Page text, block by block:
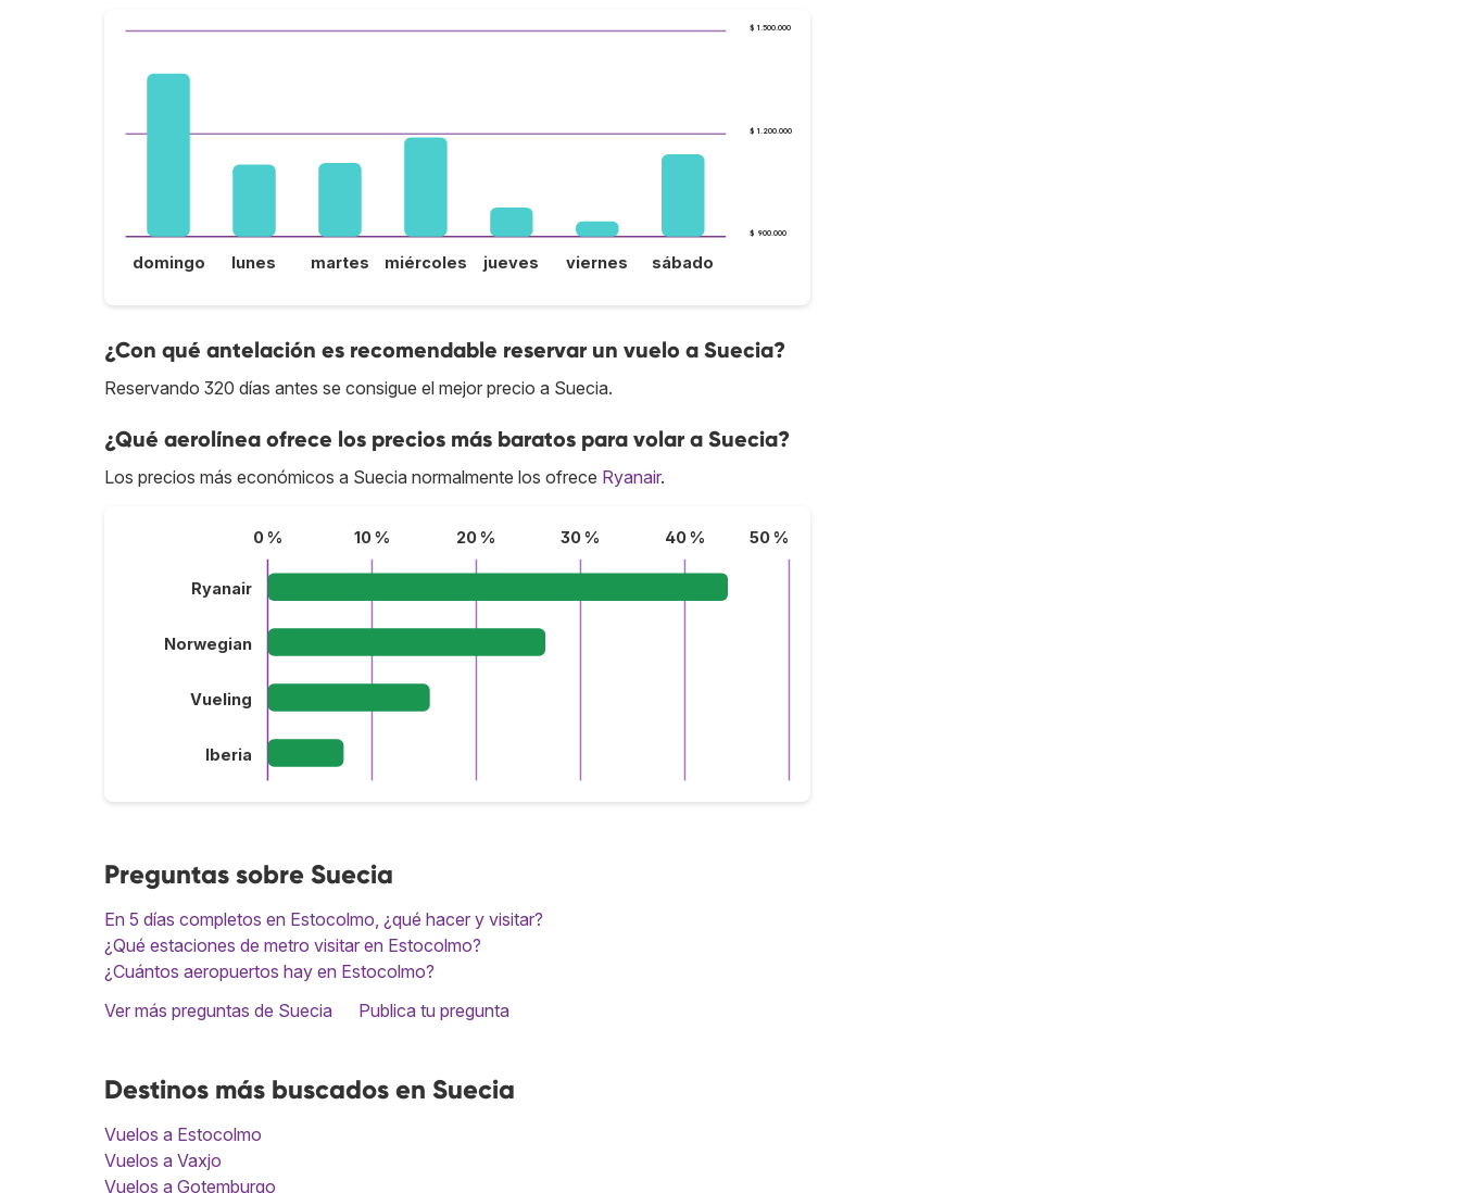
$ 900.000
$ 1.200.000
$ 1.500.000
domingo lunes martes miércoles jueves viernes sábado
¿Con qué antelación es recomendable reservar un vuelo a Suecia?
Reservando 320 días antes se consigue el mejor precio a Suecia.
¿Qué aerolínea ofrece los precios más baratos para volar a Suecia?
Los precios más económicos a Suecia normalmente los ofrece Ryanair.
0 % 10 % 20 % 30 % 40 % 50 %
Ryanair
Norwegian
Vueling
Iberia
Preguntas sobre Suecia
En 5 días completos en Estocolmo, ¿qué hacer y visitar?
¿Qué estaciones de metro visitar en Estocolmo?
¿Cuántos aeropuertos hay en Estocolmo?
Ver más preguntas de Suecia
Publica tu pregunta
Destinos más buscados en Suecia
Vuelos a Estocolmo
Vuelos a Vaxjo
Vuelos a Gotemburgo